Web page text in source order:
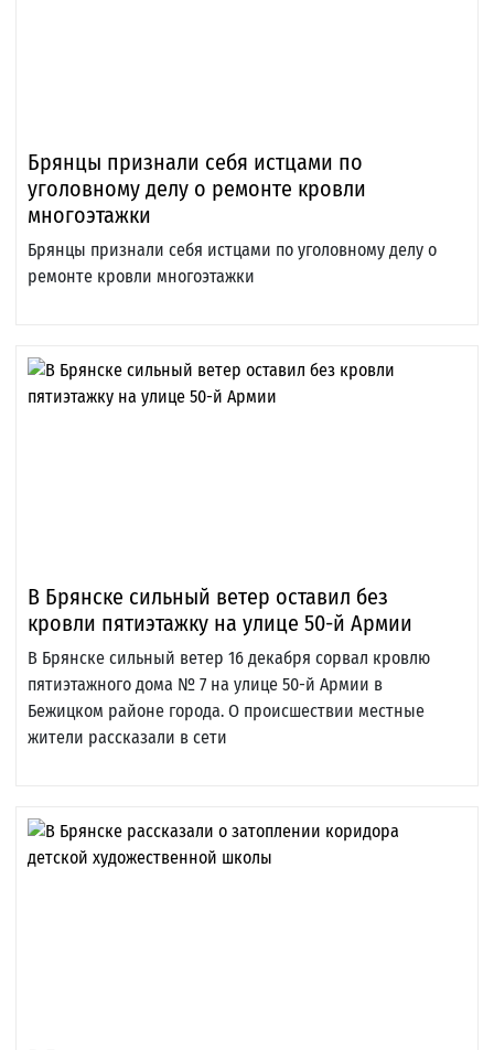
Брянцы признали себя истцами по
уголовному делу о ремонте кровли
многоэтажки
Брянцы признали себя истцами по уголовному делу о
ремонте кровли многоэтажки
В Брянске сильный ветер оставил без
кровли пятиэтажку на улице 50-й Армии
В Брянске сильный ветер 16 декабря сорвал кровлю
пятиэтажного дома № 7 на улице 50-й Армии в
Бежицком районе города. О происшествии местные
жители рассказали в сети